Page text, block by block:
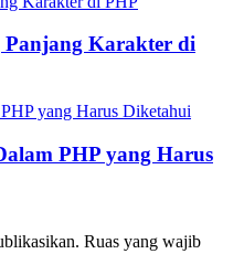
Karakter di
PHP yang Harus
Ruas yang wajib